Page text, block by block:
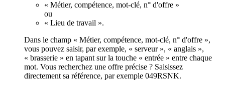
« Métier, compétence, mot-clé, n° d'offre »
ou
« Lieu de travail ».
Dans le champ « Métier, compétence, mot-clé, n° d'offre »,
vous pouvez saisir, par exemple, « serveur », « anglais »,
« brasserie » en tapant sur la touche « entrée » entre chaque
mot. Vous recherchez une offre précise ? Saisissez
directement sa référence, par exemple 049RSNK.